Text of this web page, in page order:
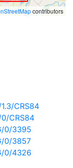
contributors
CRS84
CRS84
0/3395
0/3857
0/4326